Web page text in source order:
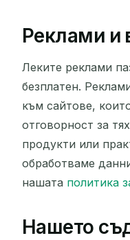
Реклами и
Леките реклами
безплатен.
към сайтове,
отговорност за
продукти или
обработваме
нашата политика
Нашето